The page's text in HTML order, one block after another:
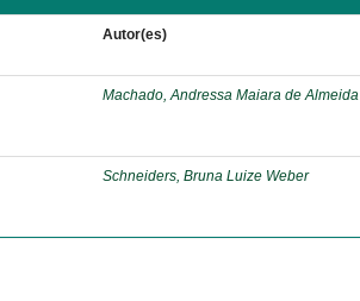
Autor(es)
Machado, Andressa Maiara de Almeida
Schneiders, Bruna Luize Weber